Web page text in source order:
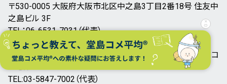
〒530-0005 大阪府大阪市北区中之島3丁目2番18号 住友中
之島ビル 3F
TEL：06-6531-7931（代表）
東京支社
〒105-0001 東京都港区虎ノ門5丁目2番6号虎ノ門第2ワイコ
TEL:03-5847-7002（代表）
✕
⇔